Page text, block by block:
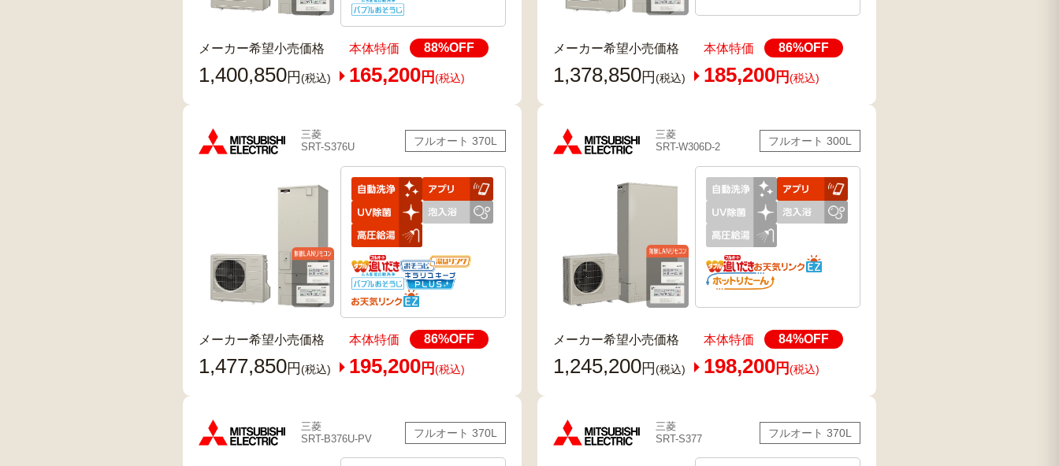
メーカー希望小売価格
1,400,850円(税込)
本体特価 88%OFF
165,200 円(税込)
メーカー希望小売価格
1,378,850円(税込)
本体特価 86%OFF
185,200 円(税込)
三菱
SRT-S376U
フルオート 370L
メーカー希望小売価格
1,477,850円(税込)
本体特価 86%OFF
195,200 円(税込)
三菱
SRT-W306D-2
フルオート 300L
メーカー希望小売価格
1,245,200円(税込)
本体特価 84%OFF
198,200 円(税込)
三菱
SRT-B376U-PV
フルオート 370L
三菱
SRT-S377
フルオート 370L